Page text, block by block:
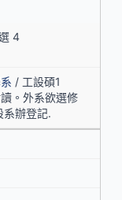
4
/ 工設碩1
。外系欲選修
系辦登記.